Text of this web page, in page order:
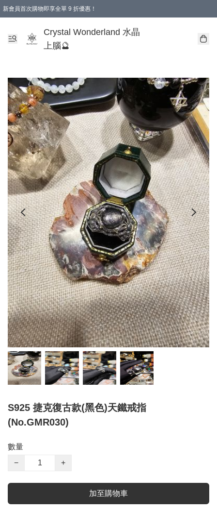
新會員首次購物即享全單 9 折優惠！
Crystal Wonderland 水晶
上腦🔮
S925 捷克復古款(黑色)天鐵戒指
(No.GMR030)
數量
−
+
加至購物車